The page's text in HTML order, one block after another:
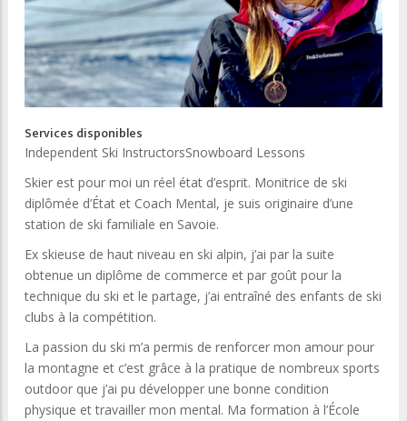
Services disponibles
Independent Ski InstructorsSnowboard Lessons
Skier est pour moi un réel état d’esprit. Monitrice de ski
diplômée d’État et Coach Mental, je suis originaire d’une
station de ski familiale en Savoie.
Ex skieuse de haut niveau en ski alpin, j’ai par la suite
obtenue un diplôme de commerce et par goût pour la
technique du ski et le partage, j’ai entraîné des enfants de ski
clubs à la compétition.
La passion du ski m’a permis de renforcer mon amour pour
la montagne et c’est grâce à la pratique de nombreux sports
outdoor que j’ai pu développer une bonne condition
physique et travailler mon mental. Ma formation à l’École